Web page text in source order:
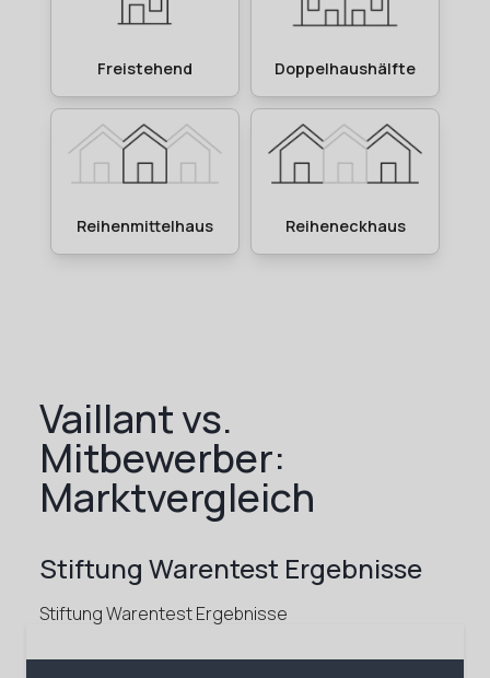
Vaillant vs.
Mitbewerber:
Marktvergleich
Stiftung Warentest Ergebnisse
Stiftung Warentest Ergebnisse